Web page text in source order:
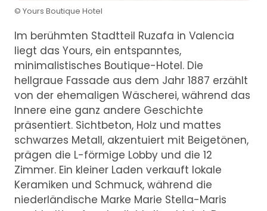
© Yours Boutique Hotel
Im berühmten Stadtteil Ruzafa in Valencia
liegt das Yours, ein entspanntes,
minimalistisches Boutique-Hotel. Die
hellgraue Fassade aus dem Jahr 1887 erzählt
von der ehemaligen Wäscherei, während das
Innere eine ganz andere Geschichte
präsentiert. Sichtbeton, Holz und mattes
schwarzes Metall, akzentuiert mit Beigetönen,
prägen die L-förmige Lobby und die 12
Zimmer. Ein kleiner Laden verkauft lokale
Keramiken und Schmuck, während die
niederländische Marke Marie Stella-Maris